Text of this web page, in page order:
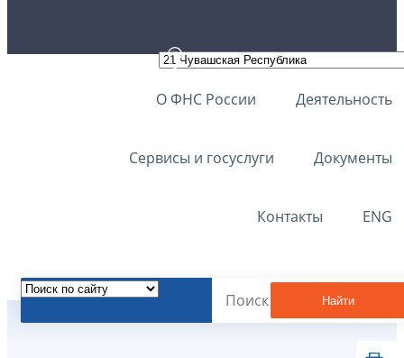
О ФНС России Деятельность
Сервисы и госуслуги Документы
Контакты ENG
Найти